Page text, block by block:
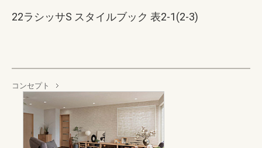
22ラシッサS スタイルブック 表2-1(2-3)
コンセプト